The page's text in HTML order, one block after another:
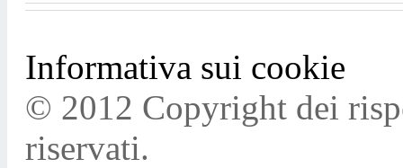
Informativa sui cookie
© 2012 Copyright dei
riservati.